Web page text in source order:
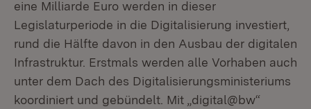
eine Milliarde Euro werden in dieser
Legislaturperiode in die Digitalisierung investiert,
rund die Hälfte davon in den Ausbau der digitalen
Infrastruktur. Erstmals werden alle Vorhaben auch
unter dem Dach des Digitalisierungsministeriums
koordiniert und gebündelt. Mit „digital@bw“